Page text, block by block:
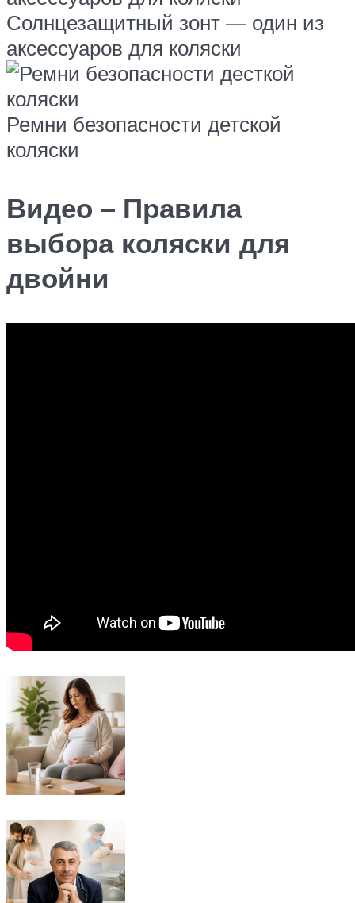
Солнцезащитный зонт — один из
аксессуаров для коляски
Ремни безопасности детской
коляски
Видео – Правила
выбора коляски для
двойни